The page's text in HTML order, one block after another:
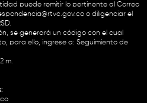
puede remitir lo pertinente al Correo
o diligenciar el
se generará un código con el cual
para ello, ingrese a: Seguimiento de
m.